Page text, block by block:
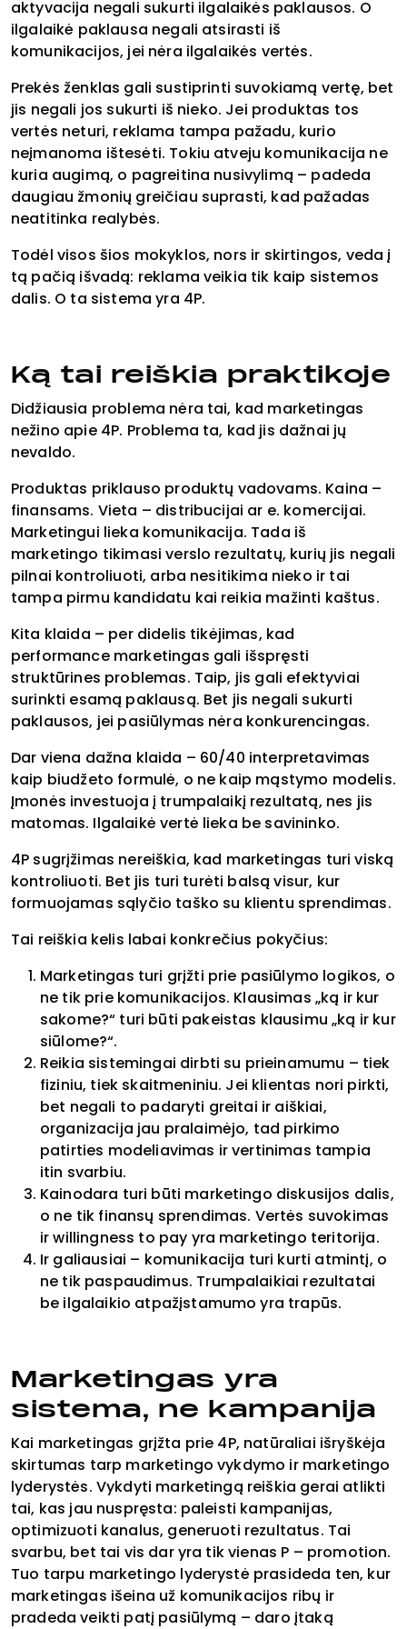
aktyvacija negali sukurti ilgalaikės paklausos. O
ilgalaikė paklausa negali atsirasti iš
komunikacijos, jei nėra ilgalaikės vertės.
Prekės ženklas gali sustiprinti suvokiamą vertę, bet
jis negali jos sukurti iš nieko. Jei produktas tos
vertės neturi, reklama tampa pažadu, kurio
neįmanoma ištesėti. Tokiu atveju komunikacija ne
kuria augimą, o pagreitina nusivylimą – padeda
daugiau žmonių greičiau suprasti, kad pažadas
neatitinka realybės.
Todėl visos šios mokyklos, nors ir skirtingos, veda į
tą pačią išvadą: reklama veikia tik kaip sistemos
dalis. O ta sistema yra 4P.
Ką tai reiškia praktikoje
Didžiausia problema nėra tai, kad marketingas
nežino apie 4P. Problema ta, kad jis dažnai jų
nevaldo.
Produktas priklauso produktų vadovams. Kaina –
finansams. Vieta – distribucijai ar e. komercijai.
Marketingui lieka komunikacija. Tada iš
marketingo tikimasi verslo rezultatų, kurių jis negali
pilnai kontroliuoti, arba nesitikima nieko ir tai
tampa pirmu kandidatu kai reikia mažinti kaštus.
Kita klaida – per didelis tikėjimas, kad
performance marketingas gali išspręsti
struktūrines problemas. Taip, jis gali efektyviai
surinkti esamą paklausą. Bet jis negali sukurti
paklausos, jei pasiūlymas nėra konkurencingas.
Dar viena dažna klaida – 60/40 interpretavimas
kaip biudžeto formulė, o ne kaip mąstymo modelis.
Įmonės investuoja į trumpalaikį rezultatą, nes jis
matomas. Ilgalaikė vertė lieka be savininko.
4P sugrįžimas nereiškia, kad marketingas turi viską
kontroliuoti. Bet jis turi turėti balsą visur, kur
formuojamas sąlyčio taško su klientu sprendimas.
Tai reiškia kelis labai konkrečius pokyčius:
Marketingas turi grįžti prie pasiūlymo logikos, o
ne tik prie komunikacijos. Klausimas „ką ir kur
sakome?“ turi būti pakeistas klausimu „ką ir kur
siūlome?“.
Reikia sistemingai dirbti su prieinamumu – tiek
fiziniu, tiek skaitmeniniu. Jei klientas nori pirkti,
bet negali to padaryti greitai ir aiškiai,
organizacija jau pralaimėjo, tad pirkimo
patirties modeliavimas ir vertinimas tampia
itin svarbiu.
Kainodara turi būti marketingo diskusijos dalis,
o ne tik finansų sprendimas. Vertės suvokimas
ir willingness to pay yra marketingo teritorija.
Ir galiausiai – komunikacija turi kurti atmintį, o
ne tik paspaudimus. Trumpalaikiai rezultatai
be ilgalaikio atpažįstamumo yra trapūs.
Marketingas yra
sistema, ne kampanija
Kai marketingas grįžta prie 4P, natūraliai išryškėja
skirtumas tarp marketingo vykdymo ir marketingo
lyderystės. Vykdyti marketingą reiškia gerai atlikti
tai, kas jau nuspręsta: paleisti kampanijas,
optimizuoti kanalus, generuoti rezultatus. Tai
svarbu, bet tai vis dar yra tik vienas P – promotion.
Tuo tarpu marketingo lyderystė prasideda ten, kur
marketingas išeina už komunikacijos ribų ir
pradeda veikti patį pasiūlymą – daro įtaką